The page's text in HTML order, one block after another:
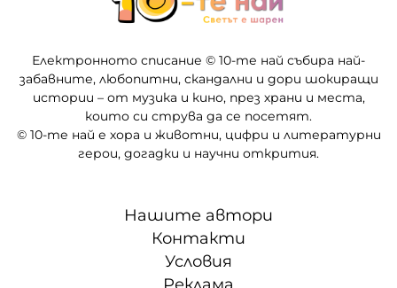
Електронното списание © 10-те най събира най-
забавните, любопитни, скандални и дори шокиращи
истории – от музика и кино, през храни и места,
които си струва да се посетят.
© 10-те най е хора и животни, цифри и литературни
герои, догадки и научни открития.
Нашите автори
Контакти
Условия